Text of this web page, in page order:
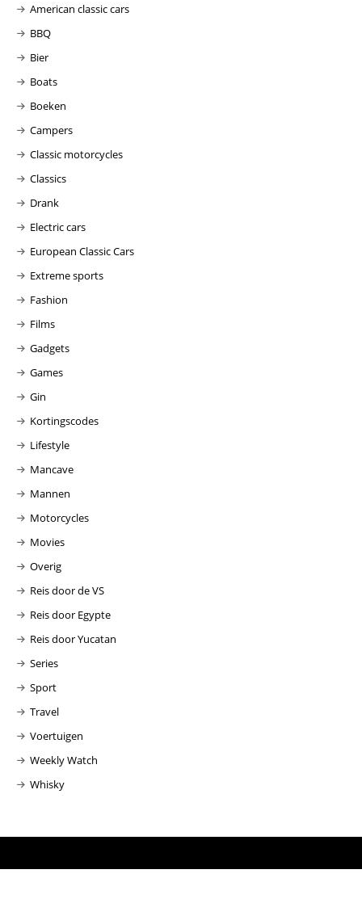
American classic cars
BBQ
Bier
Boats
Boeken
Campers
Classic motorcycles
Classics
Drank
Electric cars
European Classic Cars
Extreme sports
Fashion
Films
Gadgets
Games
Gin
Kortingscodes
Lifestyle
Mancave
Mannen
Motorcycles
Movies
Overig
Reis door de VS
Reis door Egypte
Reis door Yucatan
Series
Sport
Travel
Voertuigen
Weekly Watch
Whisky